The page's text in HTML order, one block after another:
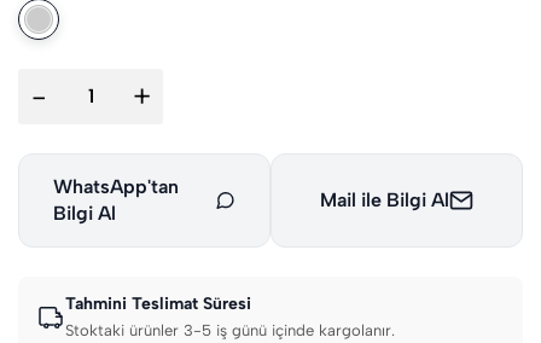
- +
WhatsApp'tan
Bilgi Al
Mail ile Bilgi Al
Tahmini Teslimat Süresi
Stoktaki ürünler 3-5 iş günü içinde kargolanır.